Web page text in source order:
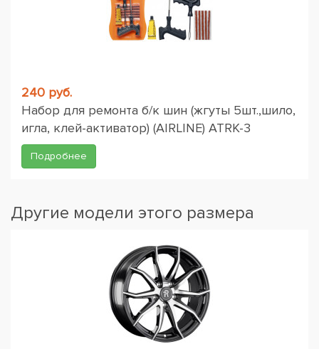
240 руб.
Набор для ремонта б/к шин (жгуты 5шт.,шило,
игла, клей-активатор) (AIRLINE) ATRK-3
Подробнее
Другие модели этого размера